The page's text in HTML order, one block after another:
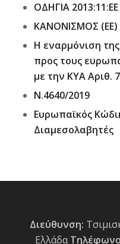
ΟΔΗΓΙΑ
ΚΑΝΟΝΙΣΜΟΣ (ΕΕ)
Η εναρμόνιση
προς τους
με την ΚΥΑ Αριθ.
Ν.4640/2019
Ευρωπαϊκός
Διαμεσολαβητές
Διεύθυνση:
Ελλάδα